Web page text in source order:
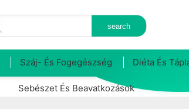
Száj- És Fogegészség Diéta És
Sebészet És Beavatkozások